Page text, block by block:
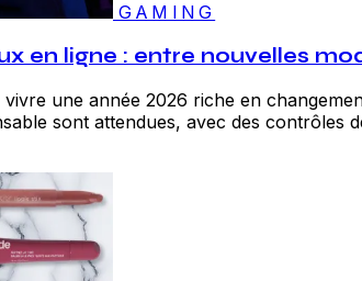
GAMING
en ligne : entre nouvelles
une année 2026 riche en
sont attendues, avec des contrôles